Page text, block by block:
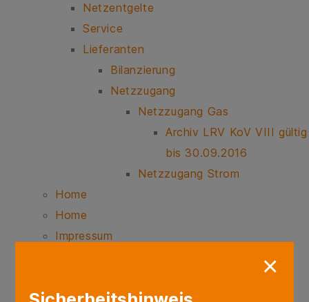
Netzentgelte
Service
Lieferanten
Bilanzierung
Netzzugang
Netzzugang Gas
Archiv LRV KoV VIII gültig
bis 30.09.2016
Netzzugang Strom
Home
Home
Impressum
Störung melden
×